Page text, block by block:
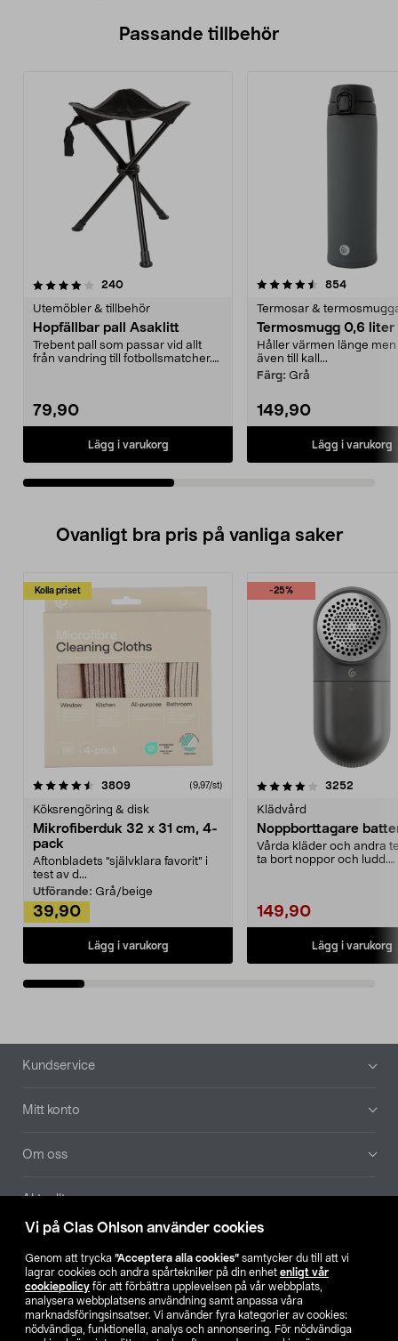
Vi på Clas Ohlson använder cookies
Genom att trycka ”Acceptera alla cookies” samtycker du till att vi
lagrar cookies och andra spårtekniker på din enhet enligt vår
cookiepolicy för att förbättra upplevelsen på vår webbplats,
analysera webbplatsens användning samt anpassa våra
marknadsföringsinsatser. Vi använder fyra kategorier av cookies:
nödvändiga, funktionella, analys och annonsering. För nödvändiga
Passande tillbehör
240recensioner
Utemöbler & tillbehör
Hopfällbar pall Asaklitt
Trebent pall som passar vid allt
från vandring till fotbollsmatcher.
79,90
Lägg i varukorg
4.5av 5 stjärnor 854
Termosar &
Termosmugg 0,6 liter
Håller värmen länge
även till kall...
Färg: Grå
149,90
Lägg i varukorg
4.5av 5 stjärnor
Ovanligt bra pris på vanliga saker
Kolla priset
3809recensioner (9,97/st)
Köksrengöring & disk
Mikrofiberduk 32 x 31 cm, 4-
pack
Aftonbladets "självklara favorit” i
test av d...
Utförande: Grå/beige
39,90
Lägg i varukorg
-25%
4.0av 5 stjärnor 3252
Klädvård
Noppborttagare
Vårda kläder och andra
ta bort noppor och ludd.
149,90
Lägg i varukorg
4.5av 5 stjärnor
Sidfot
Kundservice
Mitt konto
Om oss
Aktuellt
Hitta butik
SE NO FI